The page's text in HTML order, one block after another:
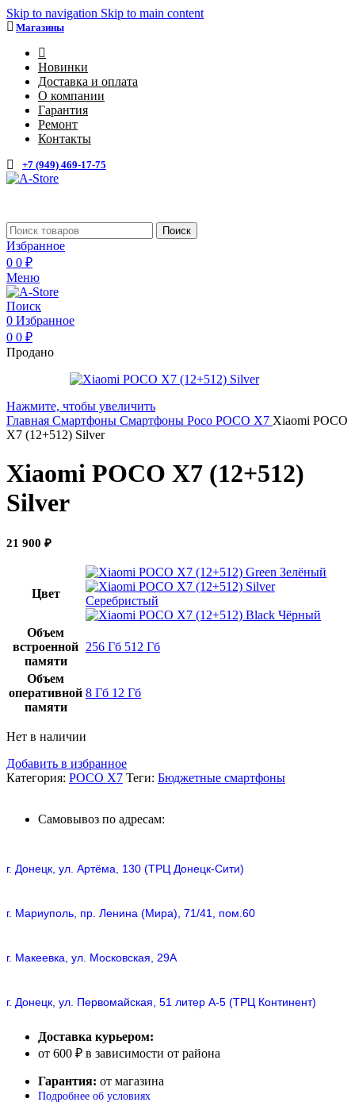
Skip to navigation Skip to main content
Магазины
Новинки
Доставка и оплата
О компании
Гарантия
Ремонт
Контакты
+7 (949) 469-17-75
Поиск
Избранное
0 0 ₽
Меню
Поиск
0 Избранное
0 0 ₽
Продано
Нажмите, чтобы увеличить
Главная Смартфоны Смартфоны Poco POCO X7 Xiaomi POCO
X7 (12+512) Silver
Xiaomi POCO X7 (12+512)
Silver
21 900 ₽
Цвет
Зелёный
Серебристый
Чёрный
Объем
встроенной
памяти
256 Гб 512 Гб
Объем
оперативной
памяти
8 Гб 12 Гб
Нет в наличии
Добавить в избранное
Категория: POCO X7 Теги: Бюджетные смартфоны
Самовывоз по адресам:
г. Донецк, ул. Артёма, 130 (ТРЦ Донецк-Сити)
г. Мариуполь, пр. Ленина (Мира), 71/41, пом.60
г. Макеевка, ул. Московская, 29А
г. Донецк, ул. Первомайская, 51 литер А-5 (ТРЦ Континент)
Доставка курьером:
от 600 ₽ в зависимости от района
Гарантия: от магазина
Подробнее об условиях